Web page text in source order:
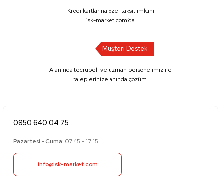
Kredi kartlarına özel taksit imkanı
isk-market.com’da
Müşteri Destek
Alanında tecrübeli ve uzman personelimiz ile
taleplerinize anında çözüm!
0850 640 04 75
Pazartesi - Cuma: 07:45 - 17:15
info@isk-market.com